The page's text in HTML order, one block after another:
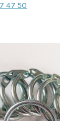
47 50